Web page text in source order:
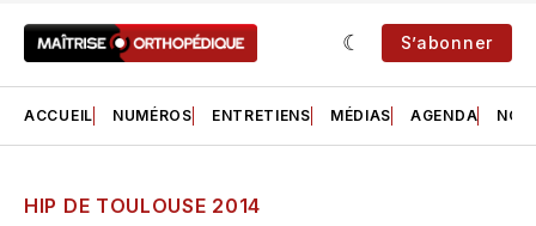
S’abonner
ACCUEIL NUMÉROS ENTRETIENS MÉDIAS AGENDA NOS
HIP DE TOULOUSE 2014